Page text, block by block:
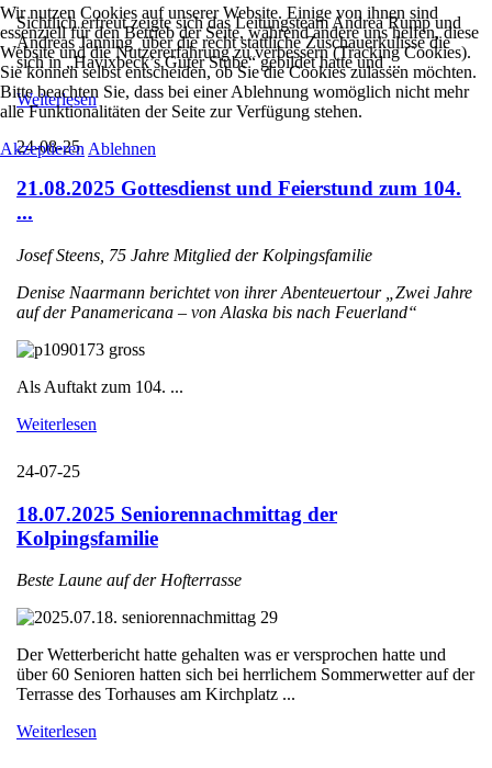
Sichtlich erfreut zeigte sich das Leitungsteam Andrea Rump und
Andreas Janning über die recht stattliche Zuschauerkulisse die
sich in „Havixbeck’s Guter Stube“ gebildet hatte und ...
Weiterlesen
24-08-25
21.08.2025 Gottesdienst und Feierstund zum 104.
...
Josef Steens, 75 Jahre Mitglied der Kolpingsfamilie
Denise Naarmann berichtet von ihrer Abenteuertour „Zwei Jahre
auf der Panamericana – von Alaska bis nach Feuerland“
Als Auftakt zum 104. ...
Weiterlesen
24-07-25
18.07.2025 Seniorennachmittag der
Kolpingsfamilie
Beste Laune auf der Hofterrasse
Der Wetterbericht hatte gehalten was er versprochen hatte und
über 60 Senioren hatten sich bei herrlichem Sommerwetter auf der
Terrasse des Torhauses am Kirchplatz ...
Weiterlesen
Wir nutzen Cookies auf unserer Website. Einige von ihnen sind
essenziell für den Betrieb der Seite, während andere uns helfen, diese
Website und die Nutzererfahrung zu verbessern (Tracking Cookies).
Sie können selbst entscheiden, ob Sie die Cookies zulassen möchten.
Bitte beachten Sie, dass bei einer Ablehnung womöglich nicht mehr
alle Funktionalitäten der Seite zur Verfügung stehen.
Akzeptieren Ablehnen